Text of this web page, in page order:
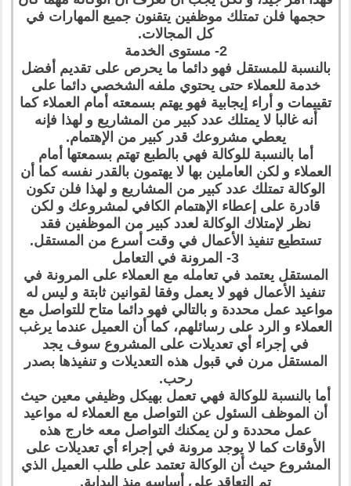
حجمها فلن تمتلك موظفين يتقنون جميع المهارات في
كل المجالات.
2- مستوى الخدمة
بالنسبة للمستقل فهو دائما ما يحرص على تقديم أفضل
خدمة للعملاء حتى يحتوي ملفه الشخصي دائما على
تقييمات و أراء إيجابية فهو يهتم بسمعته أمام العملاء كما
أنه غالبا لا يمتلك عدد كبير من المشاريع و لهذا فإنه
يعطي مشروعك قدر كبير من الإهتمام.
أما بالنسبة للوكالة فهي بالطبع تهتم بسمعتها أمام
العملاء و لكن العاملين بها لا يهتمون بالقدر نفسه كما أن
الوكالة تمتلك عدد كبير من المشاريع و لهذا فلن تكون
قادرة على إعطاء الإهتمام الكافي لمشروعك و لكن
نظر لإمتلاك الوكالة لعدد كبير من الموظفين فقد
تستطيع تنفيذ الأعمال في وقت أسرع من المستقل.
3- المرونة في التعامل
المستقل يعتمد في تعامله مع العملاء على المرونة في
تنفيذ الأعمال فهو لا يعمل وفقا لقوانين ثابتة و ليس له
مواعيد عمل محددة و بالتالي فهو دائما متاح للتواصل مع
العملاء و الرد على رسائلهم، كما أن العميل عندما يرغب
في إجراء أي تعديلات على المشروع سوف يجد
المستقل مرن في قبول هذه التعديلات و تنفيذها بصدر
رحب.
أما بالنسبة للوكالة فهي تعمل بهيكل وظيفي معين حيث
أن الموظف السئول عن التواصل مع العملاء له مواعيد
عمل محددة و لن يمكنك التواصل معه خارج هذه
الأوقات كما لا يوجد مرونة في إجراء أي تعديلات على
المشروع حيث أن الوكالة تعتمد على طلب العميل الذي
تم التعاقد على أساسه منذ البداية.